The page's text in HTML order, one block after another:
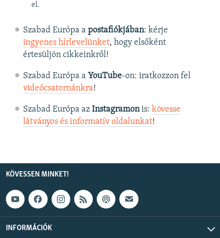
el.
Szabad Európa a postafiókjában: kérje
ingyenes hírlevelünket, hogy elsőként
értesüljön cikkeinkről!
Szabad Európa a YouTube-on: iratkozzon fel
videócsatornánkra!
Szabad Európa az Instagramonis: kövesse
látványos és informatív oldalunkat! ​
KÖVESSEN MINKET!
INFORMÁCIÓK